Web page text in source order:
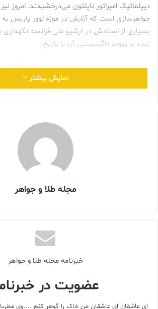
دیپلماتیک امپراتور ناپلئون می‌درخشیدند. امروز
جواهرسازی است که آثارش در موزه لوور پاریس
بسیاری از اسنادش در آرشیو ملی فرانسه
زنده بر پیوند ناگسستنی آن با تاریخ.
آغاز این روایت به سال ۱۸۱۱
نیتو، بنیان‌گذار شومه، مأموریت داد تا مجموعه‌ای از
و لباس همسرش در نظر گرفته بود. سال بعد نیز
شومه بدل گشت.
نمایش بیشتر
مجله طلا و جواهر
خبرنامه مجله طلا و جواهر
عضویت در
ای عاشقان ای عاشقان من خاک را گوهر کنم ....وی